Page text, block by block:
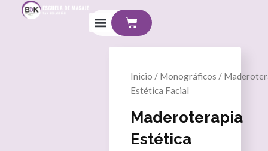
Cart
Inicio / Monográficos /
Estética Facial
Maderoterapia
Estética